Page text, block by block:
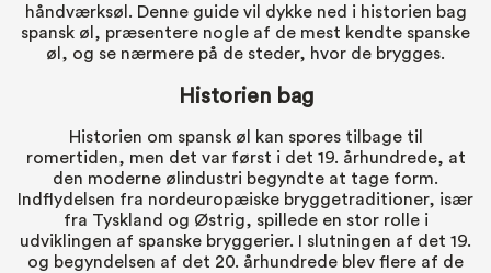
håndværksøl. Denne guide vil dykke ned i historien bag
spansk øl, præsentere nogle af de mest kendte spanske
øl, og se nærmere på de steder, hvor de brygges.
Historien bag
Historien om spansk øl kan spores tilbage til
romertiden, men det var først i det 19. århundrede, at
den moderne ølindustri begyndte at tage form.
Indflydelsen fra nordeuropæiske bryggetraditioner, især
fra Tyskland og Østrig, spillede en stor rolle i
udviklingen af spanske bryggerier. I slutningen af det 19.
og begyndelsen af det 20. århundrede blev flere af de